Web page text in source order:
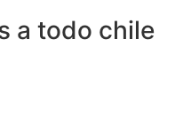
a todo chile